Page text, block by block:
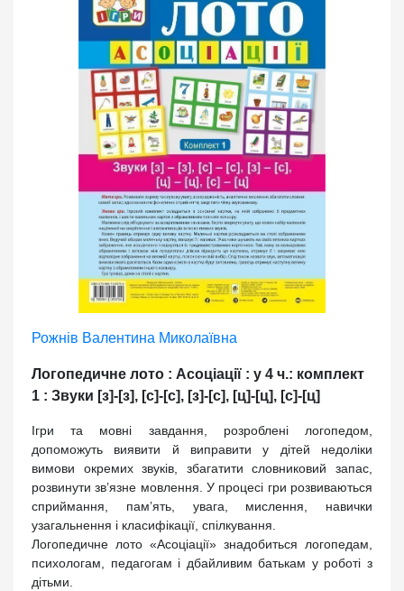
Рожнів Валентина Миколаївна
Логопедичне лото : Асоціації : у 4 ч.: комплект
1 : Звуки [з]-[з], [с]-[с], [з]-[с], [ц]-[ц], [с]-[ц]
Ігри та мовні завдання, розроблені логопедом,
допоможуть виявити й виправити у дітей недоліки
вимови окремих звуків, збагатити словниковий запас,
розвинути зв’язне мовлення. У процесі гри розвиваються
сприймання, пам’ять, увага, мислення, навички
узагальнення і класифікації, спілкування.
Логопедичне лото «Асоціації» знадобиться логопедам,
психологам, педагогам і дбайливим батькам у роботі з
дітьми.